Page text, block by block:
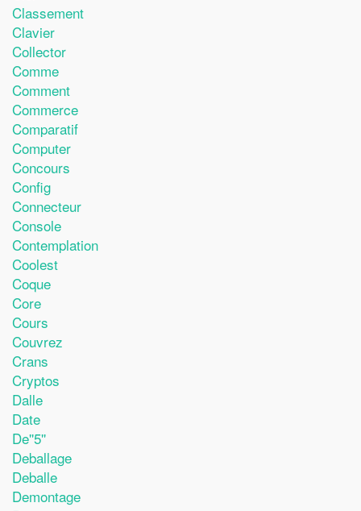
Classement
Clavier
Collector
Comme
Comment
Commerce
Comparatif
Computer
Concours
Config
Connecteur
Console
Contemplation
Coolest
Coque
Core
Cours
Couvrez
Crans
Cryptos
Dalle
Date
De''5''
Deballage
Deballe
Demontage